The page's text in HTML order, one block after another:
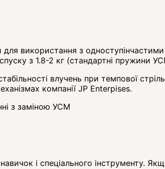
для використання з
з 1.8-2 кг (стандартні пружини
влучень при темпової
компанії JP Enterpises.
з заміною УСМ
і спеціального інструменту.